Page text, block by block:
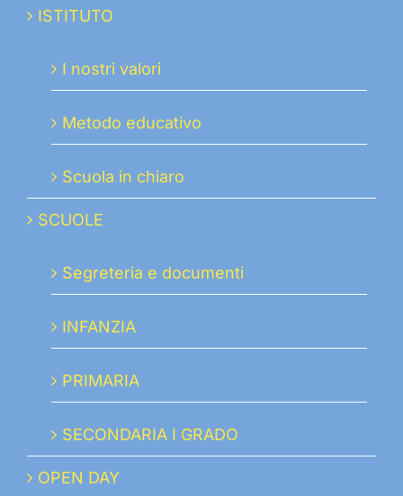
ISTITUTO
I nostri valori
Metodo educativo
Scuola in chiaro
SCUOLE
Segreteria e documenti
INFANZIA
PRIMARIA
SECONDARIA I GRADO
OPEN DAY